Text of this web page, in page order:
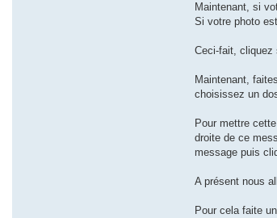
Maintenant, si
Si votre photo
Ceci-fait, cliquez
Maintenant,
choisissez un
Pour mettre
droite de ce
message puis
A présent nous
Pour cela faite un